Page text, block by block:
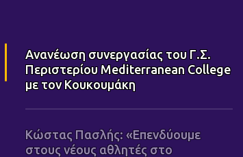
Ανανέωση συνεργασίας του Γ.Σ.
Περιστερίου Mediterranean College
με τον Κουκουμάκη
Κώστας Πασλής: «Επενδύουμε
στους νέους αθλητές στο